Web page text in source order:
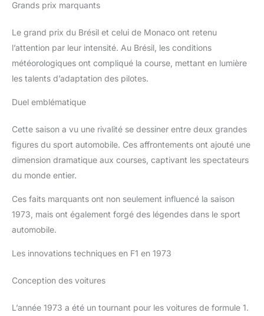
Grands prix marquants
Le grand prix du Brésil et celui de Monaco ont retenu
l’attention par leur intensité. Au Brésil, les conditions
météorologiques ont compliqué la course, mettant en lumière
les talents d’adaptation des pilotes.
Duel emblématique
Cette saison a vu une rivalité se dessiner entre deux grandes
figures du sport automobile. Ces affrontements ont ajouté une
dimension dramatique aux courses, captivant les spectateurs
du monde entier.
Ces faits marquants ont non seulement influencé la saison
1973, mais ont également forgé des légendes dans le sport
automobile.
Les innovations techniques en F1 en 1973
Conception des voitures
L’année 1973 a été un tournant pour les voitures de formule 1.